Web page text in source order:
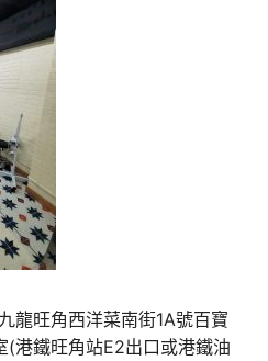
龍旺角西洋菜南街1A號百寶
(港鐵旺角站E2出口或港鐵油